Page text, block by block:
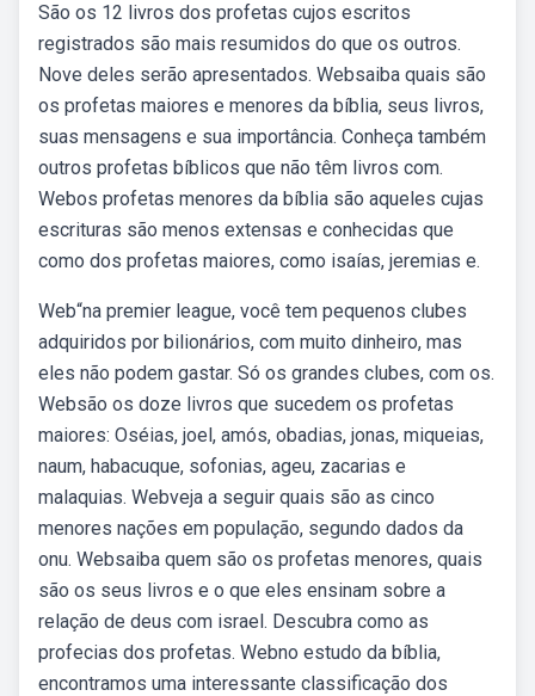
São os 12 livros dos profetas cujos escritos
registrados são mais resumidos do que os outros.
Nove deles serão apresentados. Websaiba quais são
os profetas maiores e menores da bíblia, seus livros,
suas mensagens e sua importância. Conheça também
outros profetas bíblicos que não têm livros com.
Webos profetas menores da bíblia são aqueles cujas
escrituras são menos extensas e conhecidas que
como dos profetas maiores, como isaías, jeremias e.
Web“na premier league, você tem pequenos clubes
adquiridos por bilionários, com muito dinheiro, mas
eles não podem gastar. Só os grandes clubes, com os.
Websão os doze livros que sucedem os profetas
maiores: Oséias, joel, amós, obadias, jonas, miqueias,
naum, habacuque, sofonias, ageu, zacarias e
malaquias. Webveja a seguir quais são as cinco
menores nações em população, segundo dados da
onu. Websaiba quem são os profetas menores, quais
são os seus livros e o que eles ensinam sobre a
relação de deus com israel. Descubra como as
profecias dos profetas. Webno estudo da bíblia,
encontramos uma interessante classificação dos